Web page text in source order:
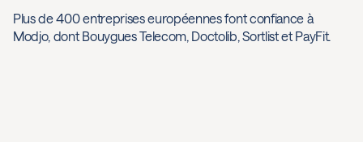
Plus de 400 entreprises européennes font confiance à
Modjo, dont Bouygues Telecom, Doctolib, Sortlist et PayFit.